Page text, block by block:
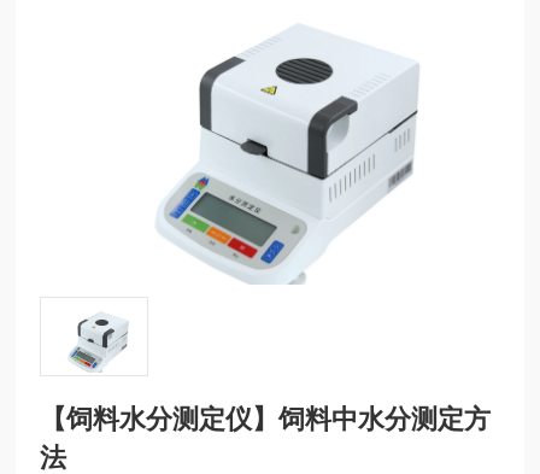
【饲料水分测定仪】饲料中水分测定方
法